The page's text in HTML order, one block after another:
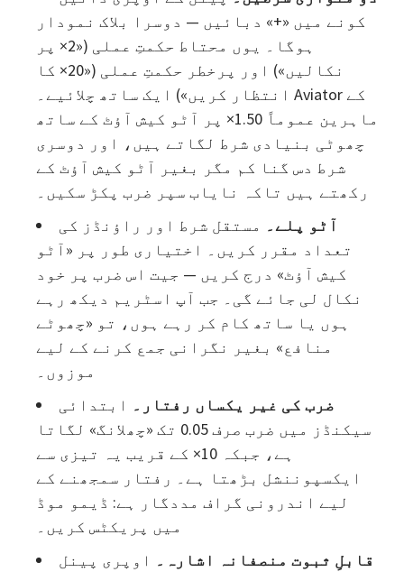
کونے میں «+» دبائیں — دوسرا بلاک نمودار
ہوگا۔ یوں محتاط حکمتِ عملی («2× پر
نکالیں») اور پرخطر حکمتِ عملی («20× کا
انتظار کریں») ایک ساتھ چلائیے۔ Aviator کے
ماہرین عموماً 1.50× پر آٹو کیش آؤٹ کے ساتھ
چھوٹی بنیادی شرط لگاتے ہیں، اور دوسری
شرط دس گنا کم مگر بغیر آٹو کیش آؤٹ کے
رکھتے ہیں تاکہ نایاب سپر ضرب پکڑ سکیں۔
آٹو پلے۔ مستقل شرط اور راؤنڈز کی
تعداد مقرر کریں۔ اختیاری طور پر «آٹو
کیش آؤٹ» درج کریں — جیت اس ضرب پر خود
نکال لی جائے گی۔ جب آپ اسٹریم دیکھ رہے
ہوں یا ساتھ کام کر رہے ہوں، تو «چھوٹے
منافع» بغیر نگرانی جمع کرنے کے لیے
موزوں۔
ضرب کی غیر یکساں رفتار۔ ابتدائی
سیکنڈز میں ضرب صرف 0.05 تک «چھلانگ» لگاتا
ہے، جبکہ 10× کے قریب یہ تیزی سے
ایکسپوننشل بڑھتا ہے۔ رفتار سمجھنے کے
لیے اندرونی گراف مددگار ہے: ڈیمو موڈ
میں پریکٹس کریں۔
قابلِ ثبوت منصفانہ اشارہ۔ اوپری پینل